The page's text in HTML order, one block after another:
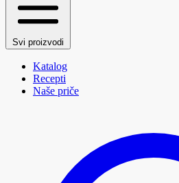
Svi proizvodi
Katalog
Recepti
Naše priče